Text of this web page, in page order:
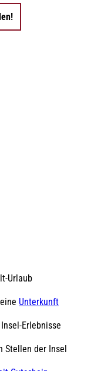
Urlaub
Unterkunft
Erlebnisse
Stellen der Insel